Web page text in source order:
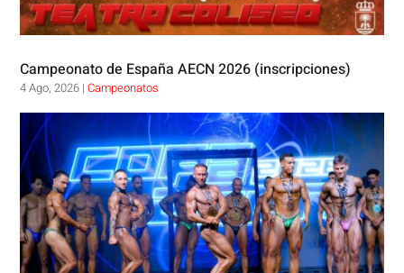
Campeonato de España AECN 2026 (inscripciones)
4 Ago, 2026 |Campeonatos